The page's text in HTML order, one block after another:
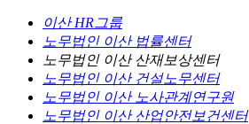
이산 HR그룹
노무법인 이산법률센터
노무법인 이산산재보상센터
노무법인 이산건설노무센터
노무법인 이산노사관계연구원
노무법인 이산산업안전보건센터